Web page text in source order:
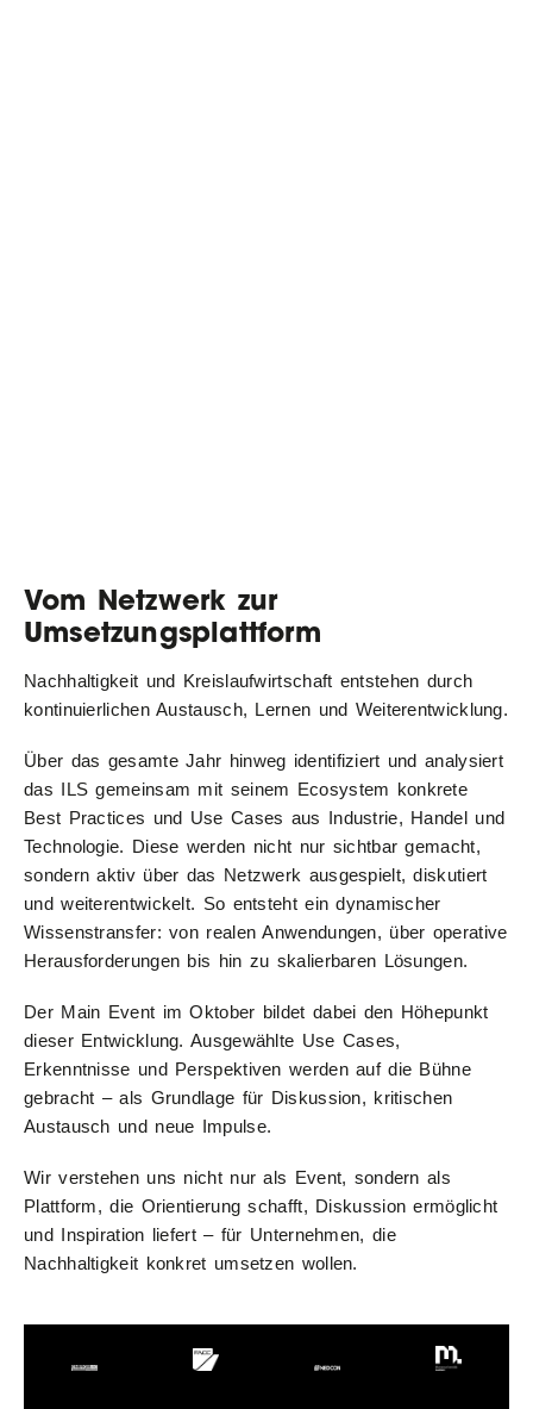
Vom Netzwerk zur
Umsetzungsplattform
Nachhaltigkeit und Kreislaufwirtschaft entstehen durch
kontinuierlichen Austausch, Lernen und Weiterentwicklung.
Über das gesamte Jahr hinweg identifiziert und analysiert
das ILS gemeinsam mit seinem Ecosystem konkrete
Best Practices und Use Cases aus Industrie, Handel und
Technologie. Diese werden nicht nur sichtbar gemacht,
sondern aktiv über das Netzwerk ausgespielt, diskutiert
und weiterentwickelt. So entsteht ein dynamischer
Wissenstransfer: von realen Anwendungen, über operative
Herausforderungen bis hin zu skalierbaren Lösungen.
Der Main Event im Oktober bildet dabei den Höhepunkt
dieser Entwicklung. Ausgewählte Use Cases,
Erkenntnisse und Perspektiven werden auf die Bühne
gebracht – als Grundlage für Diskussion, kritischen
Austausch und neue Impulse.
Wir verstehen uns nicht nur als Event, sondern als
Plattform, die Orientierung schafft, Diskussion ermöglicht
und Inspiration liefert – für Unternehmen, die
Nachhaltigkeit konkret umsetzen wollen.